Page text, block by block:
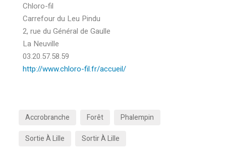
Chloro-fil
Carrefour du Leu Pindu
2, rue du Général de Gaulle
La Neuville
03.20.57.58.59
http://www.chloro-fil.fr/accueil/
Accrobranche Forêt
Phalempin
Sortie À Lille
Sortir À Lille